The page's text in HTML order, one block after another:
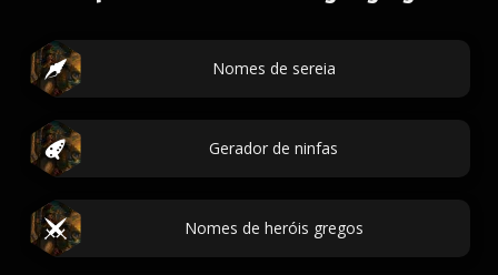
Nomes de sereia
Gerador de ninfas
Nomes de heróis gregos